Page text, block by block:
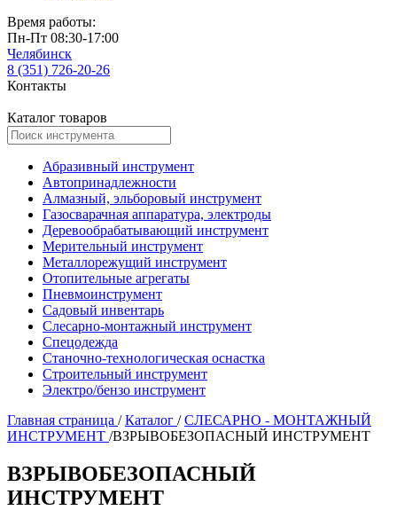
Время работы:
Пн-Пт 08:30-17:00
Челябинск
8 (351) 726-20-26
Контакты
Каталог товаров
Абразивный инструмент
Автопринадлежности
Алмазный, эльборовый инструмент
Газосварачная аппаратура, электроды
Деревообрабатывающий инструмент
Мерительный инструмент
Металлорежущий инструмент
Отопительные агрегаты
Пневмоинструмент
Садовый инвентарь
Слесарно-монтажный инструмент
Спецодежда
Станочно-технологическая оснастка
Строительный инструмент
Электро/бензо инструмент
Главная страница / Каталог / СЛЕСАРНО - МОНТАЖНЫЙ
ИНСТРУМЕНТ /ВЗРЫВОБЕЗОПАСНЫЙ ИНСТРУМЕНТ
ВЗРЫВОБЕЗОПАСНЫЙ
ИНСТРУМЕНТ